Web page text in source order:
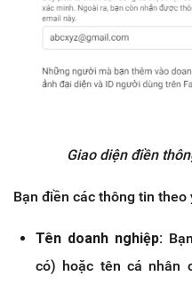
Giao diện điền
Bạn điền các thông tin theo
Tên doanh nghiệp:
có) hoặc tên cá nhân